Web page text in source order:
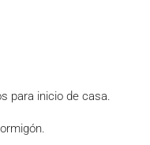
para inicio de casa.